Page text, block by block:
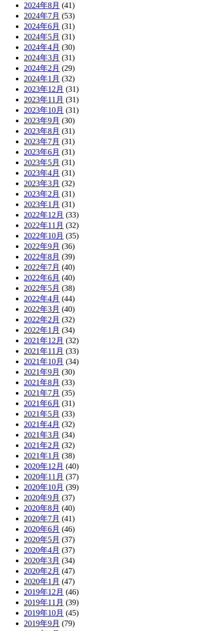
2024年8月 (41)
2024年7月 (53)
2024年6月 (31)
2024年5月 (31)
2024年4月 (30)
2024年3月 (31)
2024年2月 (29)
2024年1月 (32)
2023年12月 (31)
2023年11月 (31)
2023年10月 (31)
2023年9月 (30)
2023年8月 (31)
2023年7月 (31)
2023年6月 (31)
2023年5月 (31)
2023年4月 (31)
2023年3月 (32)
2023年2月 (31)
2023年1月 (31)
2022年12月 (33)
2022年11月 (32)
2022年10月 (35)
2022年9月 (36)
2022年8月 (39)
2022年7月 (40)
2022年6月 (40)
2022年5月 (38)
2022年4月 (44)
2022年3月 (40)
2022年2月 (32)
2022年1月 (34)
2021年12月 (32)
2021年11月 (33)
2021年10月 (34)
2021年9月 (30)
2021年8月 (33)
2021年7月 (35)
2021年6月 (31)
2021年5月 (33)
2021年4月 (32)
2021年3月 (34)
2021年2月 (32)
2021年1月 (38)
2020年12月 (40)
2020年11月 (37)
2020年10月 (39)
2020年9月 (37)
2020年8月 (40)
2020年7月 (41)
2020年6月 (46)
2020年5月 (37)
2020年4月 (37)
2020年3月 (34)
2020年2月 (47)
2020年1月 (47)
2019年12月 (46)
2019年11月 (39)
2019年10月 (45)
2019年9月 (79)